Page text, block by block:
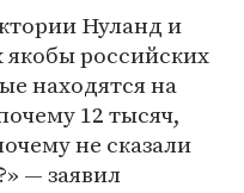
Нуланд и
якобы российских
находятся на
12 тысяч,
не сказали
— заявил